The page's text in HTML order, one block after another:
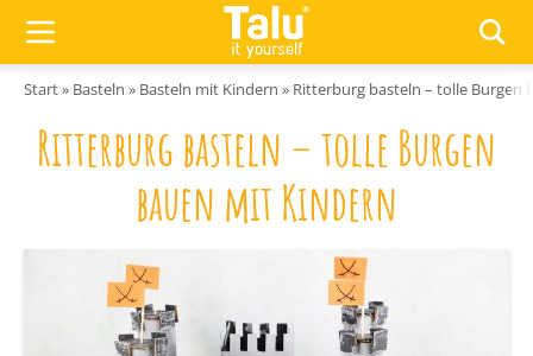
Start» Basteln » Basteln mit Kindern » Ritterburg basteln – tolle Burgen
Ritterburg basteln – tolle Burgen
bauen mit Kindern